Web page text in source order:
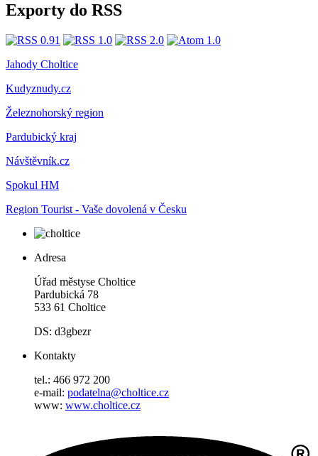
Exporty do RSS
Jahody Choltice
Kudyznudy.cz
Železnohorský region
Pardubický kraj
Návštěvník.cz
Spokul HM
Region Tourist - Vaše dovolená v Česku
Adresa
Úřad městyse Choltice
Pardubická 78
533 61 Choltice
DS: d3gbezr
Kontakty
tel.: 466 972 200
e-mail: podatelna@choltice.cz
www: www.choltice.cz